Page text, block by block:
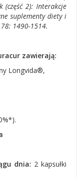
(część 2): Interakcje
suplementy diety i
1490-1514.
zawierają:
Longvida®,
dnia: 2 kapsułki